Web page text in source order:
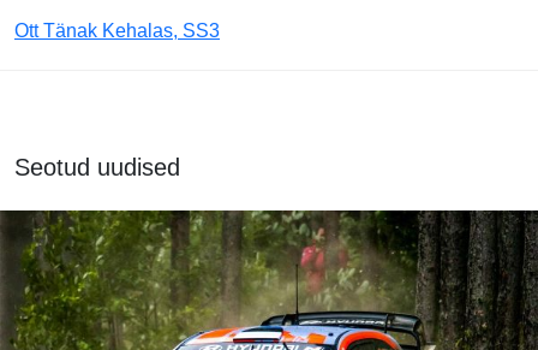
Ott Tänak Kehalas, SS3
Seotud uudised